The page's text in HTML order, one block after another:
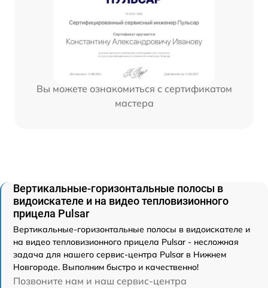
Вы можете ознакомиться с сертификатом
мастера
Вертикальные-горизонтальные полосы в
видоискателе и на видео тепловизионного
прицела Pulsar
Вертикальные-горизонтальные полосы в видоискателе и
на видео тепловизионного прицела Pulsar - несложная
задача для нашего сервис-центра Pulsar в Нижнем
Новгороде. Выполним быстро и качественно!
Позвоните нам и наш сервис-центра